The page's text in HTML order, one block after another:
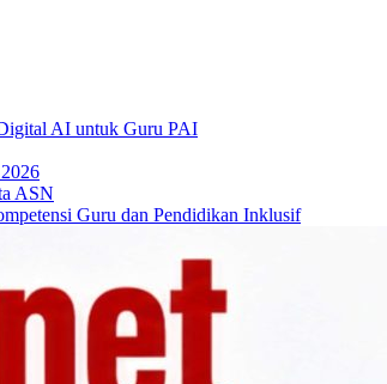
AI untuk Guru PAI
ASN
Guru dan Pendidikan Inklusif